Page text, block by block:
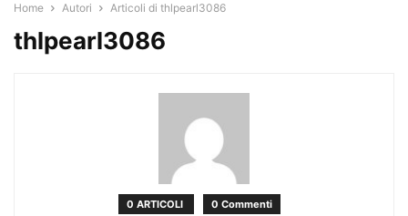
Home Autori Articoli di thlpearl3086
thlpearl3086
0 ARTICOLI 0 Commenti